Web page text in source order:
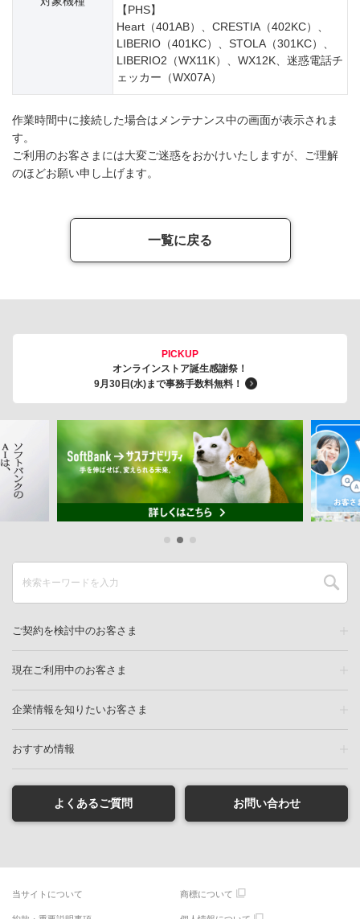
【PHS】
Heart（401AB）、CRESTIA（402KC）、
LIBERIO（401KC）、STOLA（301KC）、
LIBERIO2（WX11K）、WX12K、迷惑電話チ
ェッカー（WX07A）
作業時間中に接続した場合はメンテナンス中の画面が表示されま
す。
ご利用のお客さまには大変ご迷惑をおかけいたしますが、ご理解
のほどお願い申し上げます。
一覧に戻る
PICKUP
オンラインストア誕生感謝祭！
9月30日(水)まで事務手数料無料！
ご契約を検討中のお客さま
現在ご利用中のお客さま
企業情報を知りたいお客さま
おすすめ情報
よくあるご質問 お問い合わせ
当サイトについて 商標について